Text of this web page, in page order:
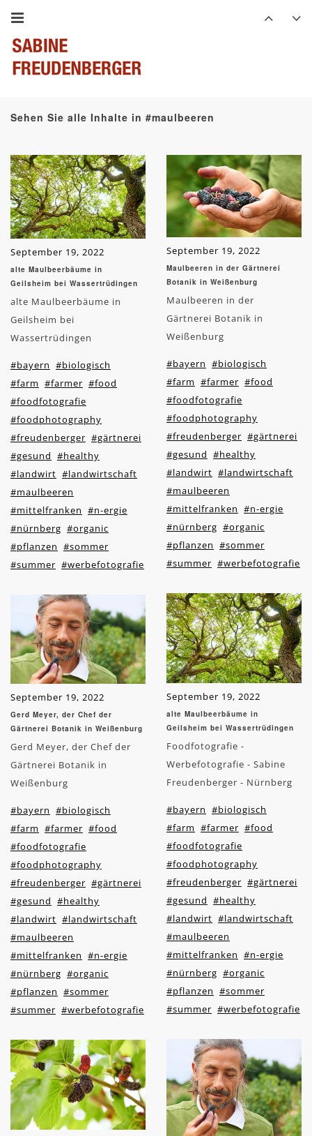
Sehen Sie alle Inhalte in #maulbeeren
September 19, 2022
alte Maulbeerbäume in
Geilsheim bei Wassertrüdingen
alte Maulbeerbäume in
Geilsheim bei
Wassertrüdingen
#bayern #biologisch
#farm #farmer #food
#foodfotografie
#foodphotography
#freudenberger #gärtnerei
#gesund #healthy
#landwirt #landwirtschaft
#maulbeeren
#mittelfranken #n-ergie
#nürnberg #organic
#pflanzen #sommer
#summer #werbefotografie
September 19, 2022
Gerd Meyer, der Chef der
Gärtnerei Botanik in Weißenburg
Gerd Meyer, der Chef der
Gärtnerei Botanik in
Weißenburg
#bayern #biologisch
#farm #farmer #food
#foodfotografie
#foodphotography
#freudenberger #gärtnerei
#gesund #healthy
#landwirt #landwirtschaft
#maulbeeren
#mittelfranken #n-ergie
#nürnberg #organic
#pflanzen #sommer
#summer #werbefotografie
September 19, 2022
Maulbeeren in der Gärtnerei
Botanik in Weißenburg
Maulbeeren in der
Gärtnerei Botanik in
Weißenburg
#bayern #biologisch
#farm #farmer #food
#foodfotografie
#foodphotography
#freudenberger #gärtnerei
#gesund #healthy
#landwirt #landwirtschaft
#maulbeeren
#mittelfranken #n-ergie
#nürnberg #organic
#pflanzen #sommer
#summer #werbefotografie
September 19, 2022
alte Maulbeerbäume in
Geilsheim bei Wassertrüdingen
Foodfotografie -
Werbefotografie - Sabine
Freudenberger - Nürnberg
#bayern #biologisch
#farm #farmer #food
#foodfotografie
#foodphotography
#freudenberger #gärtnerei
#gesund #healthy
#landwirt #landwirtschaft
#maulbeeren
#mittelfranken #n-ergie
#nürnberg #organic
#pflanzen #sommer
#summer #werbefotografie